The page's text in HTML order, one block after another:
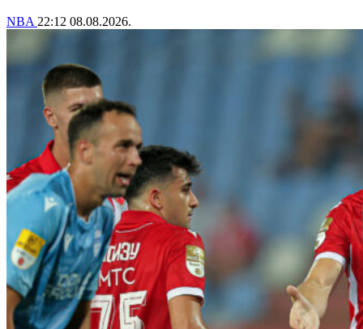
NBA 22:12 08.08.2026.